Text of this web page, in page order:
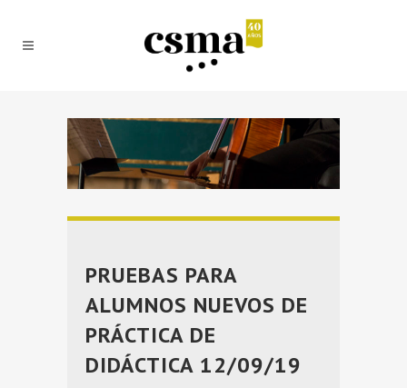
PRUEBAS PARA
ALUMNOS NUEVOS DE
PRÁCTICA DE
DIDÁCTICA 12/09/19